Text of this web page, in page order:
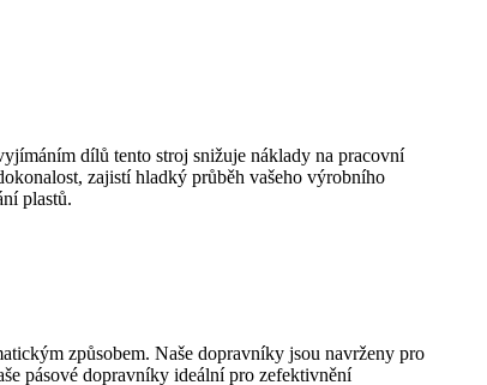
dílů tento stroj snižuje náklady na pracovní
zajistí hladký průběh vašeho výrobního
plastů.
způsobem. Naše dopravníky jsou navrženy pro
pásové dopravníky ideální pro zefektivnění